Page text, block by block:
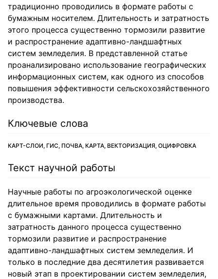
традиционно проводились в формате работы с
бумажным носителем. Длительность и затратность
этого процесса существенно тормозили развитие
и распространение адаптивно-ландшафтных
систем земледелия. В представленной статье
проанализировано использование географических
информационных систем, как одного из способов
повышения эффективности сельскохозяйственного
производства.
Ключевые слова
КАРТ-СЛОИ, ГИС, ПОЧВА, КАРТА, ВЕКТОРИЗАЦИЯ, ОЦИФРОВКА
Текст научной работы
Научные работы по агроэкологической оценке
длительное время проводились в формате работы
с бумажными картами. Длительность и
затратность данного процесса существенно
тормозили развитие и распространение
адаптивно-ландшафтных систем земледелия. И
только в последние два десятилетия развивается
новый этап в проектировании систем земледелия,